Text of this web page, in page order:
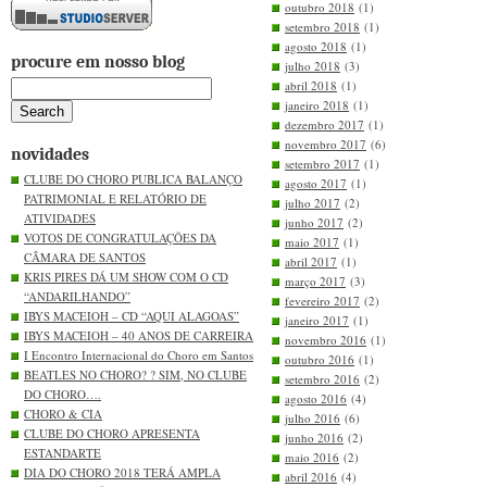
procure em nosso blog
novidades
CLUBE DO CHORO PUBLICA BALANÇO
PATRIMONIAL E RELATÓRIO DE
ATIVIDADES
VOTOS DE CONGRATULAÇÕES DA
CÂMARA DE SANTOS
KRIS PIRES DÁ UM SHOW COM O CD
“ANDARILHANDO”
IBYS MACEIOH – CD “AQUI ALAGOAS”
IBYS MACEIOH – 40 ANOS DE CARREIRA
I Encontro Internacional do Choro em Santos
BEATLES NO CHORO? ? SIM, NO CLUBE
DO CHORO….
CHORO & CIA
CLUBE DO CHORO APRESENTA
ESTANDARTE
DIA DO CHORO 2018 TERÁ AMPLA
outubro 2018 (1)
setembro 2018 (1)
agosto 2018 (1)
julho 2018 (3)
abril 2018 (1)
janeiro 2018 (1)
dezembro 2017 (1)
novembro 2017 (6)
setembro 2017 (1)
agosto 2017 (1)
julho 2017 (2)
junho 2017 (2)
maio 2017 (1)
abril 2017 (1)
março 2017 (3)
fevereiro 2017 (2)
janeiro 2017 (1)
novembro 2016 (1)
outubro 2016 (1)
setembro 2016 (2)
agosto 2016 (4)
julho 2016 (6)
junho 2016 (2)
maio 2016 (2)
abril 2016 (4)